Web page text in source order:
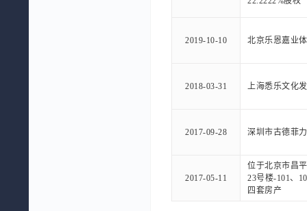
2019-10-10 北京乐恩嘉业
2018-03-31 上海悉乐文化
2017-09-28 深圳市古德菲
2017-05-11
位于北京市昌
23号楼-101、
四套房产